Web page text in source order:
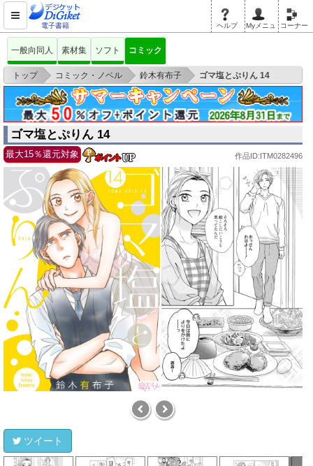
電子書籍 ヘルプ Myメニュ コーナー
一般向同人 素材集 ソフト コミック
トップ > コミック・ノベル > 鈴木有布子 > ゴマ塩とぷりん 14
ゴマ塩とぷりん 14
最大15％還元対象 作品ID:ITM0282496
ツイート